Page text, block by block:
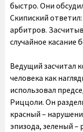
быстро. Они
Скипиский
арбитров.
случайное касание
Ведущий засчитал
человека как
использовал
Риццоли. Он
красный –
эпизода, зеленый –